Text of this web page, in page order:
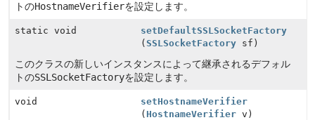
トのHostnameVerifierを設定します。
static void
setDefaultSSLSocketFactory
(SSLSocketFactory sf)
このクラスの新しいインスタンスによって継承されるデフォル
トのSSLSocketFactoryを設定します。
void
setHostnameVerifier
(HostnameVerifier v)